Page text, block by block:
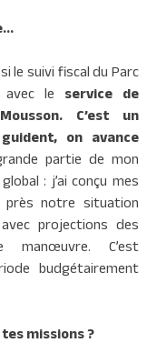
le suivi fiscal du Parc
avec le service de
C’est un
on avance
partie de mon
: j’ai conçu mes
notre situation
projections des
manœuvre. C’est
budgétairement
missions ?